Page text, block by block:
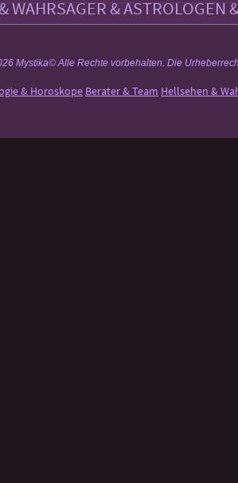
WAHRSAGER &
Mystika© Alle Rechte vorbehalten. Die
& Horoskope Berater & Team Hellsehen &